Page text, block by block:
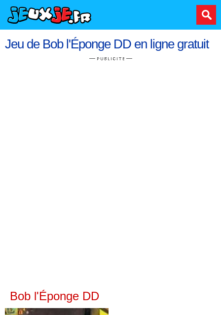
Jeu de Bob l'Éponge DD en ligne gratuit
Bob l'Éponge DD